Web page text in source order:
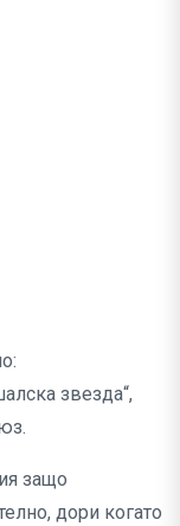
звезда“,
защо
дори когато